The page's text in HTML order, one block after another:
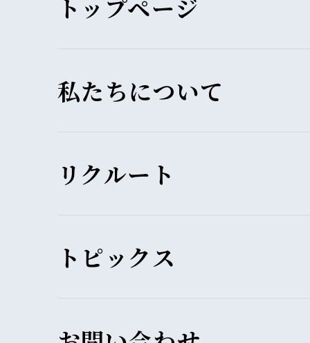
トップページ
私たちについて
リクルート
トピックス